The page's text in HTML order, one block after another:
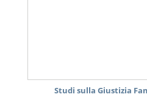
Studi sulla Giustizia